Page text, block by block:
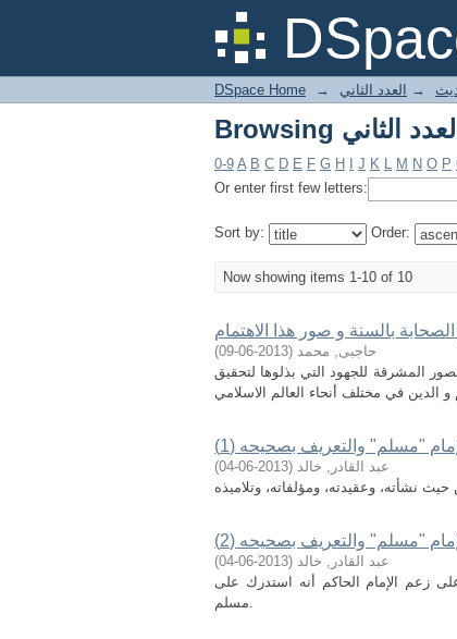
DSpace Home → → العدد الثاني
0-9 A B C D E F G H J K L M N O P
Or enter first few letters:
Sort by: Order:
Now showing items 1-10 of 10
الصحابة بالسنة و صور هذا الاهتمام
حاجبى, محمد (
2013-06-09
)
المشرقة للجهود التي بذلوها لتحقيق
الدين في مختلف أنحاء العالم الاسلامي
"مسلم" والتعريف بصحيحه (1)
عبد القادر, خالد (
2013-06-04
)
"مسلم" والتعريف بصحيحه (2)
عبد القادر, خالد (
2013-06-04
)
زعم الإمام الحاكم أنه استدرك على
مسلم.